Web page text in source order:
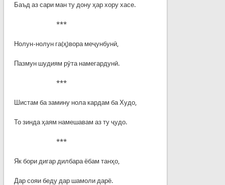
Баъд аз сари ман ту дону ҳар хору хасе.
***
Нолун-нолун га(ҳ)вора меҷунбунӣ,
Пазмун шудиям рӯта намегардунӣ.
***
Шистам ба замину нола кардам ба Худо,
То зинда ҳаям намешавам аз ту ҷудо.
***
Як бори дигар дилбара ёбам танҳо,
Дар сояи беду дар шамоли дарё.